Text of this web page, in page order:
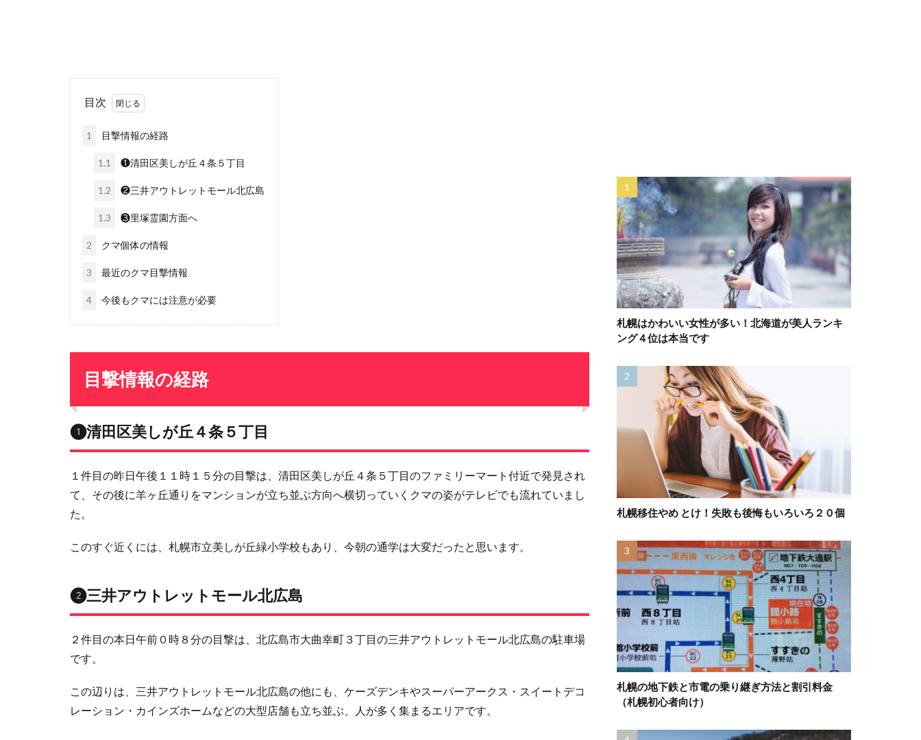
目次
1 目撃情報の経路
1.1 ❶清田区美しが丘４条５丁目
1.2 ❷三井アウトレットモール北広島
1.3 ❸里塚霊園方面へ
2 クマ個体の情報
3 最近のクマ目撃情報
4 今後もクマには注意が必要
目撃情報の経路
❶清田区美しが丘４条５丁目
１件目の昨日午後１１時１５分の目撃は、清田区美しが丘４条５丁目のファミリーマート付近で発見され
て、その後に羊ヶ丘通りをマンションが立ち並ぶ方向へ横切っていくクマの姿がテレビでも流れていまし
た。
このすぐ近くには、札幌市立美しが丘緑小学校もあり、今朝の通学は大変だったと思います。
❷三井アウトレットモール北広島
２件目の本日午前０時８分の目撃は、北広島市大曲幸町３丁目の三井アウトレットモール北広島の駐車場
です。
この辺りは、三井アウトレットモール北広島の他にも、ケーズデンキやスーパーアークス・スイートデコ
レーション・カインズホームなどの大型店舗も立ち並ぶ、人が多く集まるエリアです。
札幌はかわいい女性が多い！北海道が美人ランキ
ング４位は本当です
札幌移住やめ とけ！失敗も後悔もいろいろ２０個
札幌の地下鉄と市電の乗り継ぎ方法と割引料金
（札幌初心者向け）